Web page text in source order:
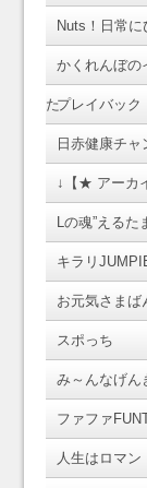
Nuts！日常
かくれんぼ
たプレイバック
日赤健康チャ
↓【★ アーカ
Lの魂”えるた
キラリ
お元気さまば
スポっち
み～んなげん
ファファ
人生はロマ